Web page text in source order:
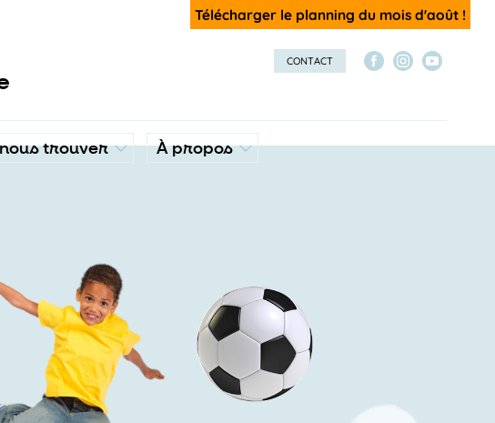
Télécharger le planning du mois d'août !
trouver À propos
CONTACT